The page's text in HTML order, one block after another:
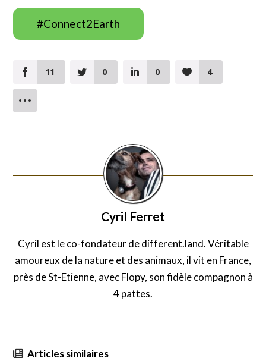
#Connect2Earth
11 0 0 4
Cyril Ferret
Cyril est le co-fondateur de different.land. Véritable
amoureux de la nature et des animaux, il vit en France,
près de St-Etienne, avec Flopy, son fidèle compagnon à
4 pattes.
Articles similaires